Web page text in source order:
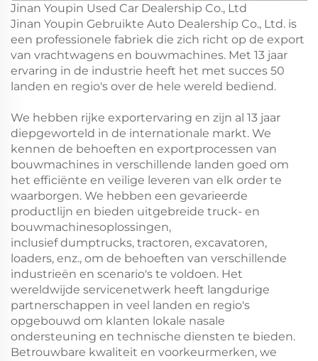
Jinan Youpin Used Car Dealership Co., Ltd
Jinan Youpin Gebruikte Auto Dealership Co., Ltd. is
een professionele fabriek die zich richt op de export
van vrachtwagens en bouwmachines. Met 13 jaar
ervaring in de industrie heeft het met succes 50
landen en regio's over de hele wereld bediend.
We hebben rijke exportervaring en zijn al 13 jaar
diepgeworteld in de internationale markt. We
kennen de behoeften en exportprocessen van
bouwmachines in verschillende landen goed om
het efficiënte en veilige leveren van elk order te
waarborgen. We hebben een gevarieerde
productlijn en bieden uitgebreide truck- en
bouwmachinesoplossingen,
inclusief dumptrucks, tractoren, excavatoren,
loaders, enz., om de behoeften van verschillende
industrieën en scenario's te voldoen. Het
wereldwijde servicenetwerk heeft langdurige
partnerschappen in veel landen en regio's
opgebouwd om klanten lokale nasale
ondersteuning en technische diensten te bieden.
Betrouwbare kwaliteit en voorkeurmerken, we